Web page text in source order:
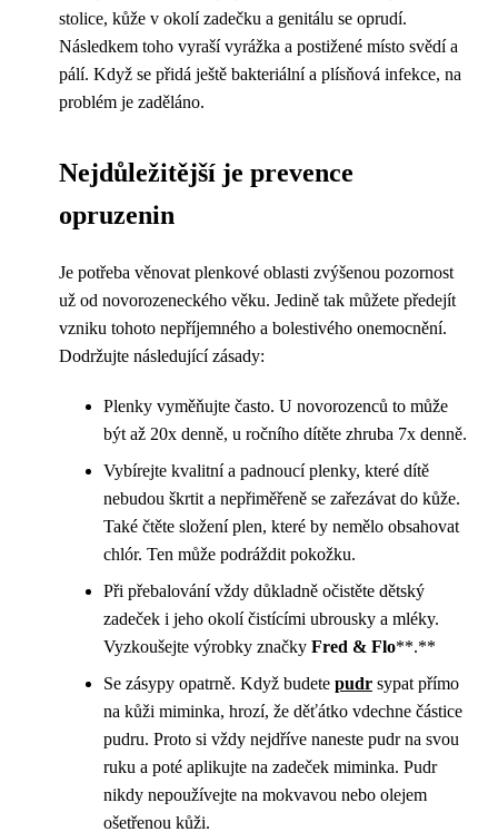
stolice, kůže v okolí zadečku a genitálu se oprudí.
Následkem toho vyraší vyrážka a postižené místo svědí a
pálí. Když se přidá ještě bakteriální a plísňová infekce, na
problém je zaděláno.
Nejdůležitější je prevence
opruzenin
Je potřeba věnovat plenkové oblasti zvýšenou pozornost
už od novorozeneckého věku. Jedině tak můžete předejít
vzniku tohoto nepříjemného a bolestivého onemocnění.
Dodržujte následující zásady:
Plenky vyměňujte často. U novorozenců to může
být až 20x denně, u ročního dítěte zhruba 7x denně.
Vybírejte kvalitní a padnoucí plenky, které dítě
nebudou škrtit a nepřiměřeně se zařezávat do kůže.
Také čtěte složení plen, které by nemělo obsahovat
chlór. Ten může podráždit pokožku.
Při přebalování vždy důkladně očistěte dětský
zadeček i jeho okolí čistícími ubrousky a mléky.
Vyzkoušejte výrobky značky Fred & Flo**.**
Se zásypy opatrně. Když budete pudr sypat přímo
na kůži miminka, hrozí, že děťátko vdechne částice
pudru. Proto si vždy nejdříve naneste pudr na svou
ruku a poté aplikujte na zadeček miminka. Pudr
nikdy nepoužívejte na mokvavou nebo olejem
ošetřenou kůži.